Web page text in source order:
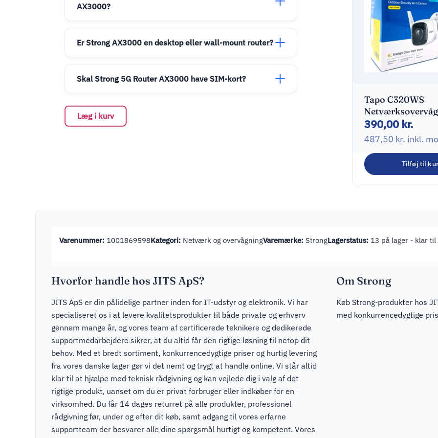
AX3000?
Er Strong AX3000 en desktop eller wall-mount router?
Skal Strong 5G Router AX3000 have SIM-kort?
Læg i kurv
Tapo C320WS
Udendørs 2560 x
1440
390,00 kr.
487,50 kr. inkl.
Tilføj til
Varenummer: 1001869598Kategori: Netværk og overvågningVaremærke: StrongLagerstatus: 13 på lager - klar
Hvorfor handle hos JITS ApS?
JITS ApS er din pålidelige partner inden for IT-udstyr og elektronik. Vi har
specialiseret os i at levere kvalitetsprodukter til både private og erhverv
gennem mange år, og vores team af certificerede teknikere og dedikerede
supportmedarbejdere sikrer, at du altid får den rigtige løsning til netop dit
behov. Med et bredt sortiment, konkurrencedygtige priser og hurtig levering
fra vores danske lager gør vi det nemt og trygt at handle online. Vi står altid
klar til at hjælpe med teknisk rådgivning og kan vejlede dig i valg af det
rigtige produkt, uanset om du er privat forbruger eller indkøber for en
virksomhed. Du får 14 dages returret på alle produkter, professionel
rådgivning før, under og efter dit køb, samt adgang til vores erfarne
supportteam der besvarer alle dine spørgsmål hurtigt og kompetent. Vores
Om Strong
Køb Strong-produkter hos
med konkurrencedygtige